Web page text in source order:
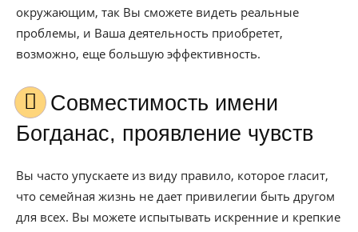
окружающим, так Вы сможете видеть реальные
проблемы, и Ваша деятельность приобретет,
возможно, еще большую эффективность.
Совместимость имени
Богданас, проявление чувств
Вы часто упускаете из виду правило, которое гласит,
что семейная жизнь не дает привилегии быть другом
для всех. Вы можете испытывать искренние и крепкие